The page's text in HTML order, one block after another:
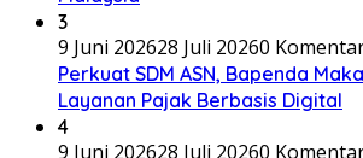
3
9 Juni 202628 Juli 20260
Perkuat SDM ASN, Bapenda
Layanan Pajak Berbasis Digital
4
9 Juni 202628 Juli 20260